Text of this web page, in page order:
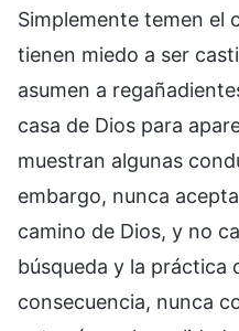
Simplemente temen el
tienen miedo a ser
asumen a
casa de Dios para
muestran algunas
embargo, nunca
camino de Dios, y no
búsqueda y la práctica
consecuencia, nunca